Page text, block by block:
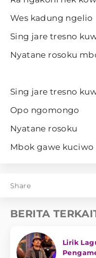
Wes kadung ngelio
Sing jare tresno
Nyatane rosoku
Sing jare tresno
Opo ngomongo
Nyatane rosoku
Mbok gawe kuciwo
Share
BERITA
Lirik